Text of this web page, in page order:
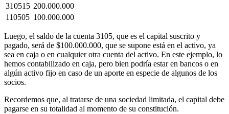
310515 200.000.000
110505 100.000.000
Luego, el saldo de la cuenta 3105, que es el capital suscrito y
pagado, será de $100.000.000, que se supone está en el activo, ya
sea en caja o en cualquier otra cuenta del activo. En este ejemplo, lo
hemos contabilizado en caja, pero bien podría estar en bancos o en
algún activo fijo en caso de un aporte en especie de algunos de los
socios.
Recordemos que, al tratarse de una sociedad limitada, el capital debe
pagarse en su totalidad al momento de su constitución.